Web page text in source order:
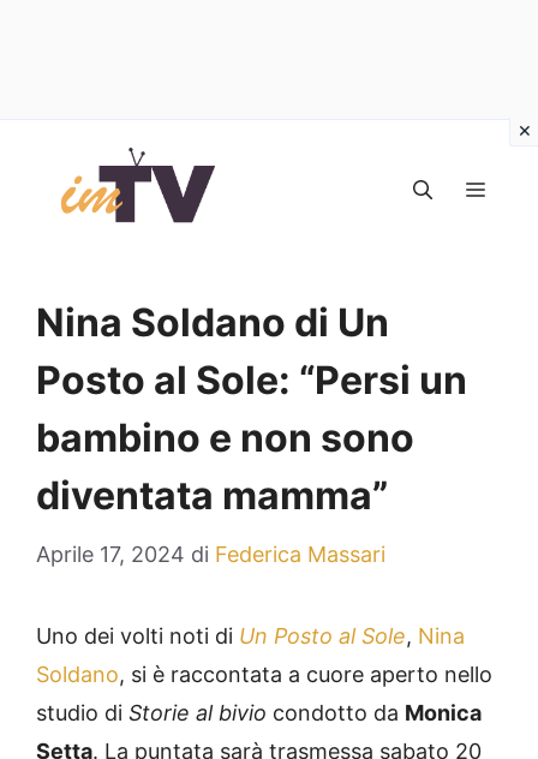
contenuto
Nina Soldano di Un
Posto al Sole: “Persi un
bambino e non sono
diventata mamma”
Aprile 17, 2024 di Federica Massari
Uno dei volti noti di Un Posto al Sole, Nina
Soldano, si è raccontata a cuore aperto nello
studio di Storie al bivio condotto da Monica
Setta. La puntata sarà trasmessa sabato 20